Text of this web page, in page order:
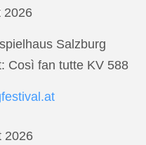
2026
Salzburg
Così fan tutte KV 588
2026